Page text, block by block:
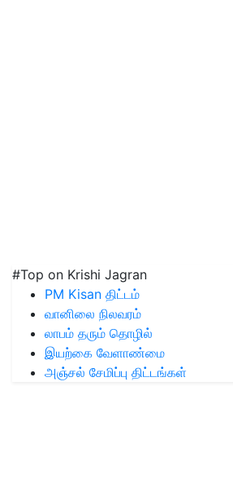
#Top on Krishi Jagran
PM Kisan திட்டம்
வானிலை நிலவரம்
லாபம் தரும் தொழில்
இயற்கை வேளாண்மை
அஞ்சல் சேமிப்பு திட்டங்கள்